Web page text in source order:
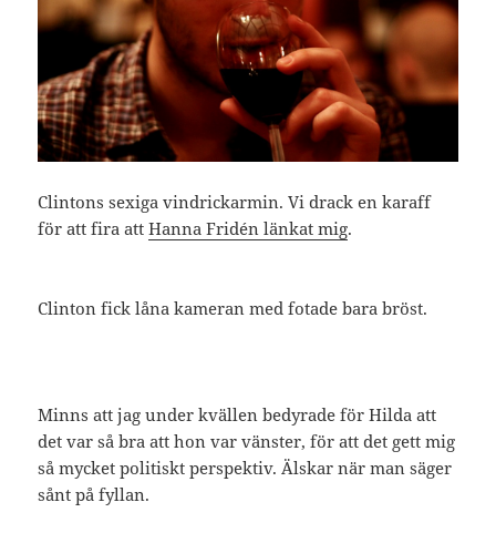
Clintons sexiga vindrickarmin. Vi drack en karaff
för att fira attHanna Fridén länkat mig.
Clinton fick låna kameran med fotade bara bröst.
Minns att jag under kvällen bedyrade för Hilda att
det var så bra att hon var vänster, för att det gett mig
så mycket politiskt perspektiv. Älskar när man säger
sånt på fyllan.